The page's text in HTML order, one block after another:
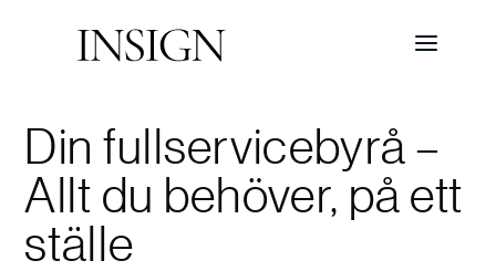
Din fullservicebyrå –
Allt du behöver, på ett
ställe